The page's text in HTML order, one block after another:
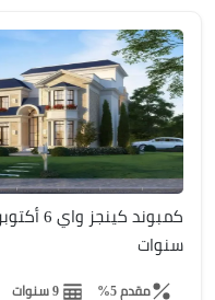
سنوات
مقدم 5% 9 سنوات